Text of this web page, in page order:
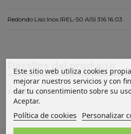
Redondo Liso Inox IREL-50 AISI 316 16.03
Detalles del producto
Estado Nuevo
Este sitio web utiliza cookies
mejorar nuestros servicios y con
dar tu consentimiento sobre su
Aceptar.
Política de cookies Personalizar